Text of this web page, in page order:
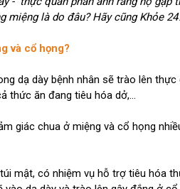
miệng là do đâu? Hãy cũng Khỏe
và cổ họng?
dạ dày bệnh nhân sẽ trào lên
thức ăn đang tiêu hóa dở,...
giác chua ở miệng và cổ họng
mật, có nhiệm vụ hỗ trợ tiêu hóa